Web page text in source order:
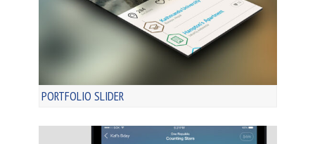
PORTFOLIO SLIDER